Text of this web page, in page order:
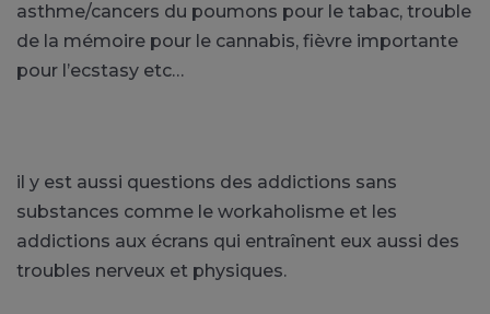
asthme/cancers du poumons pour le tabac, trouble
de la mémoire pour le cannabis, fièvre importante
pour l’ecstasy etc…
il y est aussi questions des addictions sans
substances comme le workaholisme et les
addictions aux écrans qui entraînent eux aussi des
troubles nerveux et physiques.